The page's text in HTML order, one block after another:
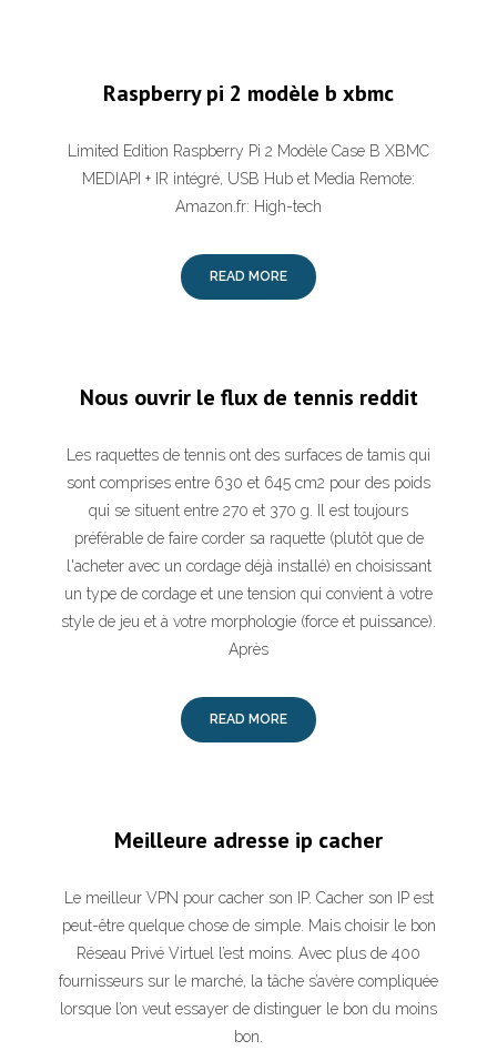
Raspberry pi 2 modèle b xbmc
Limited Edition Raspberry Pi 2 Modèle Case B XBMC
MEDIAPI + IR intégré, USB Hub et Media Remote:
Amazon.fr: High-tech
READ MORE
Nous ouvrir le flux de tennis reddit
Les raquettes de tennis ont des surfaces de tamis qui
sont comprises entre 630 et 645 cm2 pour des poids
qui se situent entre 270 et 370 g. Il est toujours
préférable de faire corder sa raquette (plutôt que de
l'acheter avec un cordage déjà installé) en choisissant
un type de cordage et une tension qui convient à votre
style de jeu et à votre morphologie (force et puissance).
Après
READ MORE
Meilleure adresse ip cacher
Le meilleur VPN pour cacher son IP. Cacher son IP est
peut-être quelque chose de simple. Mais choisir le bon
Réseau Privé Virtuel l’est moins. Avec plus de 400
fournisseurs sur le marché, la tâche s’avère compliquée
lorsque l’on veut essayer de distinguer le bon du moins
bon.